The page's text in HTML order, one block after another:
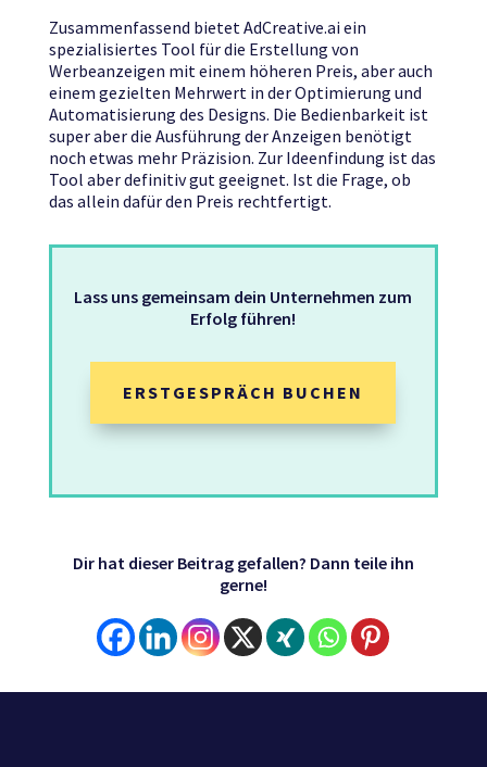
Zusammenfassend bietet AdCreative.ai ein
spezialisiertes Tool für die Erstellung von
Werbeanzeigen mit einem höheren Preis, aber auch
einem gezielten Mehrwert in der Optimierung und
Automatisierung des Designs. Die Bedienbarkeit ist
super aber die Ausführung der Anzeigen benötigt
noch etwas mehr Präzision. Zur Ideenfindung ist das
Tool aber definitiv gut geeignet. Ist die Frage, ob
das allein dafür den Preis rechtfertigt.
Lass uns gemeinsam dein Unternehmen zum
Erfolg führen!
ERSTGESPRÄCH BUCHEN
Dir hat dieser Beitrag gefallen? Dann teile ihn
gerne!